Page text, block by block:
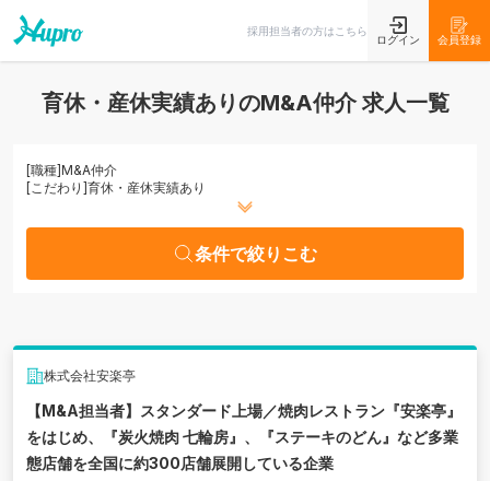
採用担当者の方はこちら
ログイン 会員登録
育休・産休実績ありのM&A仲介 求人一覧
[職種]M&A仲介
[こだわり]育休・産休実績あり
条件で絞りこむ
株式会社安楽亭
【M&A担当者】スタンダード上場／焼肉レストラン『安楽亭』
をはじめ、『炭火焼肉 七輪房』、『ステーキのどん』など多業
態店舗を全国に約300店舗展開している企業